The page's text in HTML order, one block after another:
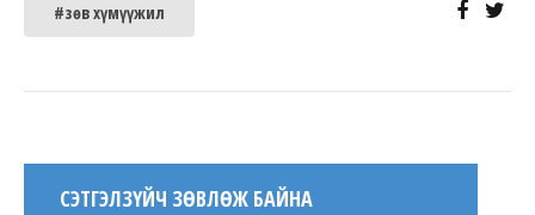
#зөв хүмүүжил
СЭТГЭЛЗҮЙЧ ЗӨВЛӨЖ БАЙНА